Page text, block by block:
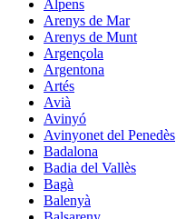
Alpens
Arenys de Mar
Arenys de Munt
Argençola
Argentona
Artés
Avià
Avinyó
Avinyonet del Penedès
Badalona
Badia del Vallès
Bagà
Balenyà